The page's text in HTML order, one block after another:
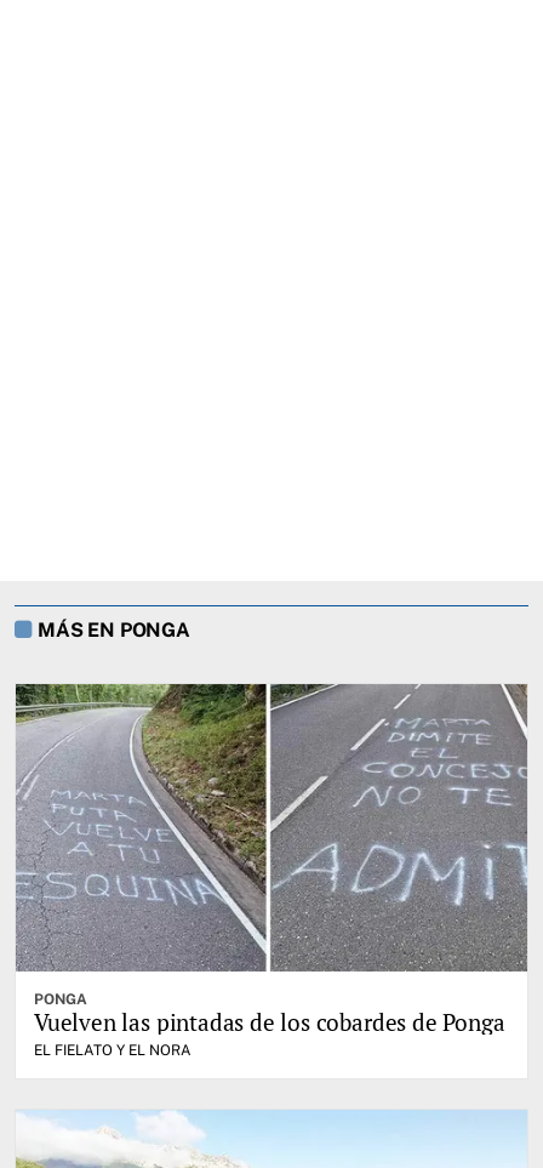
MÁS EN PONGA
PONGA
Vuelven las pintadas de los cobardes de Ponga
EL FIELATO Y EL NORA